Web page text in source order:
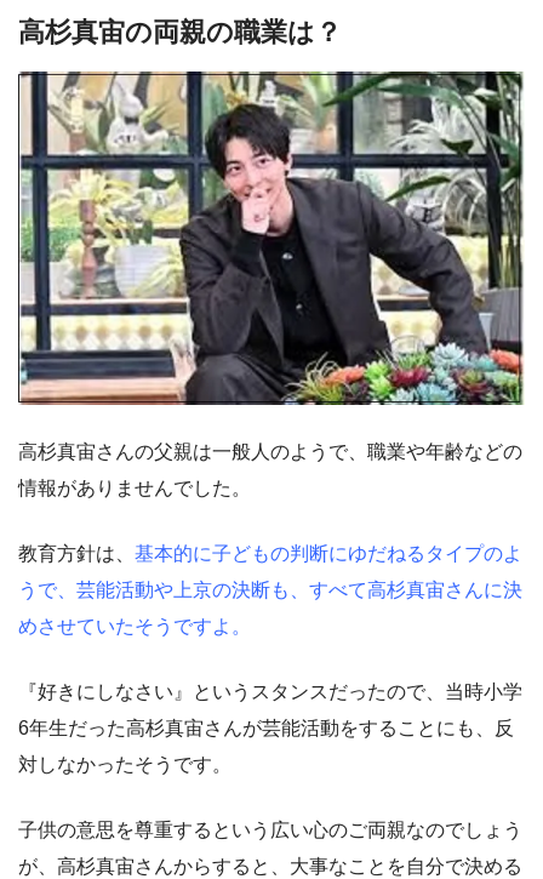
高杉真宙の両親の職業は？
高杉真宙さんの父親は一般人のようで、職業や年齢などの
情報がありませんでした。
教育方針は、 基本的に子どもの判断にゆだねるタイプのよ
うで、芸能活動や上京の決断も、すべて高杉真宙さんに決
めさせていたそうですよ。
『好きにしなさい』というスタンスだったので、当時小学
6年生だった高杉真宙さんが芸能活動をすることにも、反
対しなかったそうです。
子供の意思を尊重するという広い心のご両親なのでしょう
が、高杉真宙さんからすると、大事なことを自分で決める